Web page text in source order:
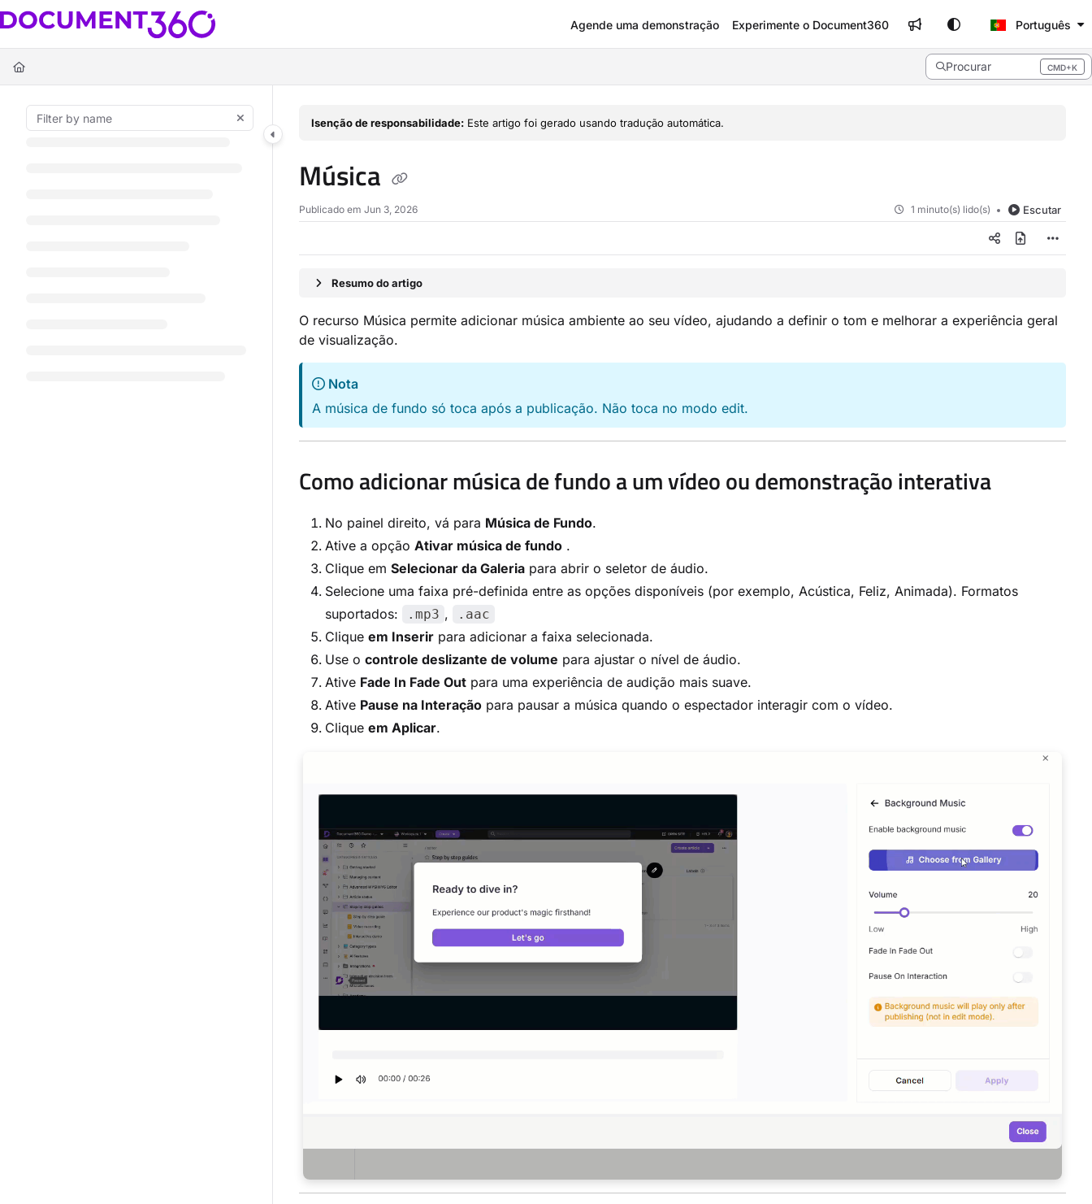
Documentation Index
Fetch the complete documentation index at:
Use this file to discover all available pages before exploring further.
Agende uma demonstração Experimente o Document360 Português
Procurar CMD+K
Press CMD+K to open search
Isenção de responsabilidade: Este artigo foi gerado usando tradução automática.
Música
Publicado em Jun 3, 2026 1 minuto(s) lido(s) Escutar
Resumo do artigo
O recurso Música permite adicionar música ambiente ao seu vídeo, ajudando a definir o tom e melhorar a experiência geral
de visualização.
Nota
A música de fundo só toca após a publicação. Não toca no modo edit.
Como adicionar música de fundo a um vídeo ou demonstração interativa
No painel direito, vá para Música de Fundo.
Ative a opção Ativar música de fundo .
Clique em Selecionar da Galeria para abrir o seletor de áudio.
Selecione uma faixa pré-definida entre as opções disponíveis (por exemplo, Acústica, Feliz, Animada). Formatos
suportados:
.mp3 , .aac
Clique em Inserir para adicionar a faixa selecionada.
Use o controle deslizante de volume para ajustar o nível de áudio.
Ative Fade In Fade Out para uma experiência de audição mais suave.
Ative Pause na Interação para pausar a música quando o espectador interagir com o vídeo.
Clique em Aplicar.